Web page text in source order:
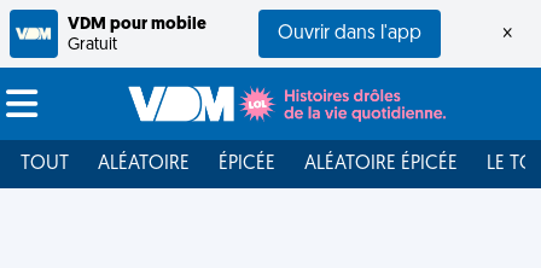
VDM pour mobile
Gratuit
Ouvrir dans l'app ×
TOUT ALÉATOIRE ÉPICÉE ALÉATOIRE ÉPICÉE LE